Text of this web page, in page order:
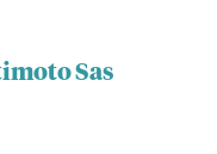
Sas